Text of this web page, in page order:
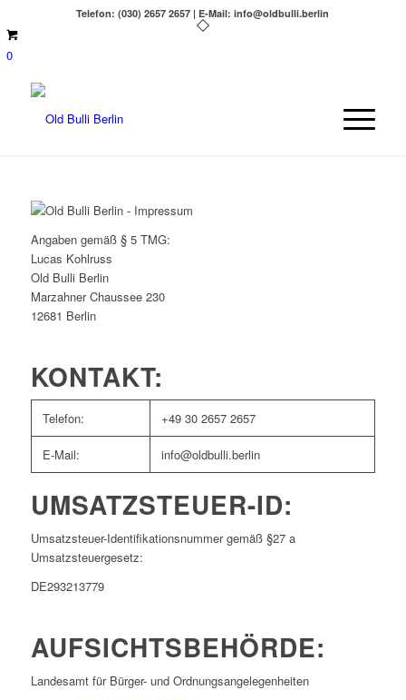
Telefon: (030) 2657 2657 | E-Mail: info@oldbulli.berlin
0
Angaben gemäß § 5 TMG:
Lucas Kohlruss
Old Bulli Berlin
Marzahner Chaussee 230
12681 Berlin
KONTAKT:
Telefon: +49 30 2657 2657
E-Mail: info@oldbulli.berlin
UMSATZSTEUER-ID:
Umsatzsteuer-Identifikationsnummer gemäß §27 a
Umsatzsteuergesetz:
DE293213779
AUFSICHTSBEHÖRDE:
Landesamt für Bürger- und Ordnungsangelegenheiten